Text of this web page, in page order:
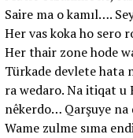
Saire ma o kamıl….
Her vas koka ho sero
Her thair zone hode
Türkade devlete hata
ra wedaro. Na itiqat u
nêkerdo… Qarşuye na
Wame zulme sıma